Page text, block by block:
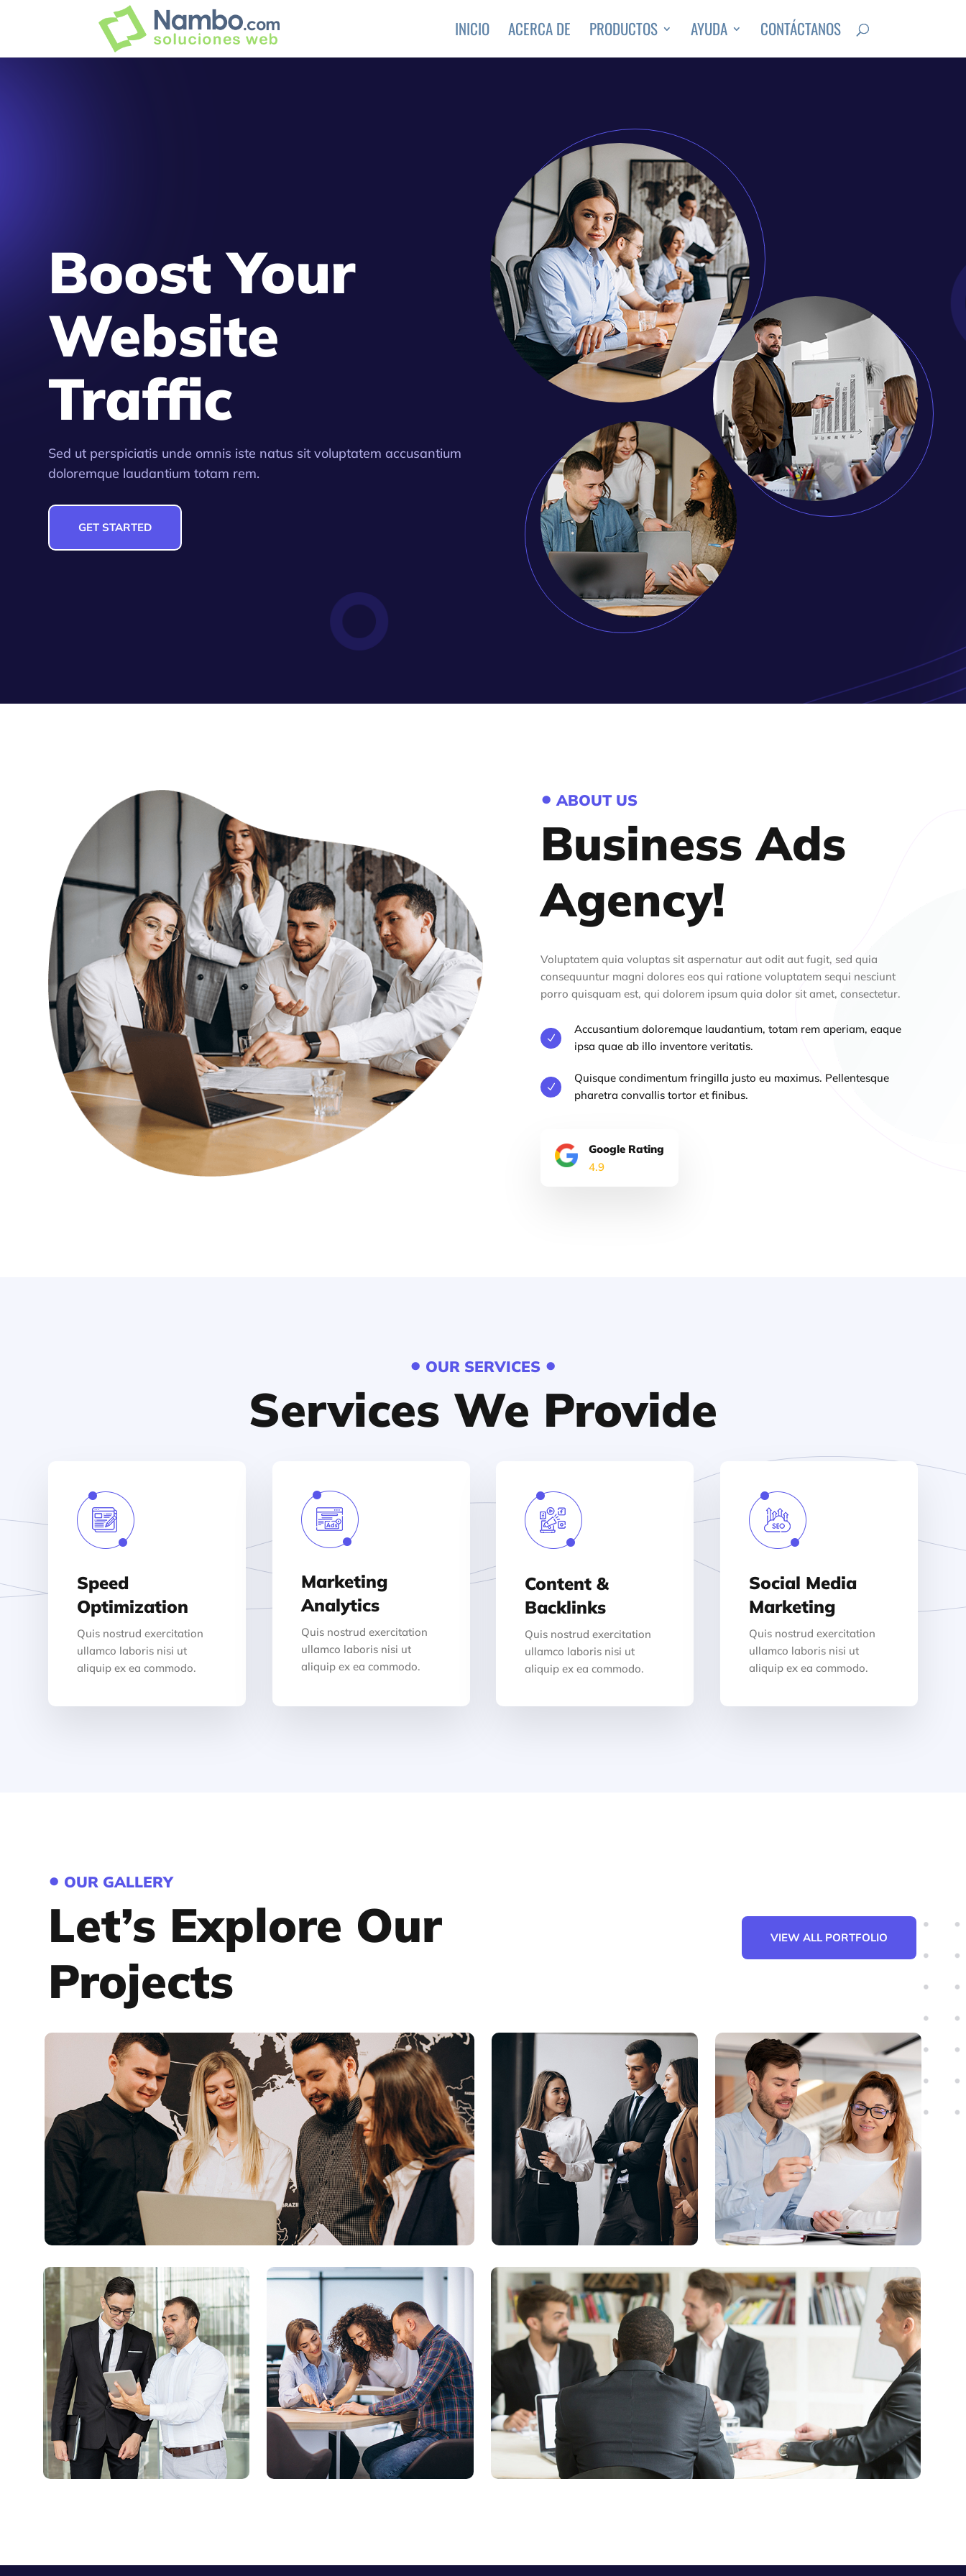
INICIO ACERCA DE PRODUCTOS AYUDA CONTÁCTANOS
Boost Your
Website
Traffic
Sed ut perspiciatis unde omnis iste natus sit voluptatem accusantium
doloremque laudantium totam rem.
GET STARTED
• ABOUT US
Business Ads
Agency!
Voluptatem quia voluptas sit aspernatur aut odit aut fugit, sed quia
consequuntur magni dolores eos qui ratione voluptatem sequi nesciunt
porro quisquam est, qui dolorem ipsum quia dolor sit amet, consectetur.
N
Accusantium doloremque laudantium, totam rem aperiam, eaque
ipsa quae ab illo inventore veritatis.
N
Quisque condimentum fringilla justo eu maximus. Pellentesque
pharetra convallis tortor et finibus.
Google Rating
4.9
• OUR SERVICES •
Services We Provide
Speed
Optimization
Quis nostrud exercitation
ullamco laboris nisi ut
aliquip ex ea commodo.
Marketing
Analytics
Quis nostrud exercitation
ullamco laboris nisi ut
aliquip ex ea commodo.
Content &
Backlinks
Quis nostrud exercitation
ullamco laboris nisi ut
aliquip ex ea commodo.
Social Media
Marketing
Quis nostrud exercitation
ullamco laboris nisi ut
aliquip ex ea commodo.
• OUR GALLERY
Let’s Explore Our
Projects
VIEW ALL PORTFOLIO